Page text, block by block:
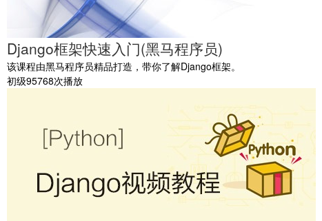
Django框架快速入门(黑马程序员)
该课程由黑马程序员精品打造，带你了解Django框架。
初级95768次播放